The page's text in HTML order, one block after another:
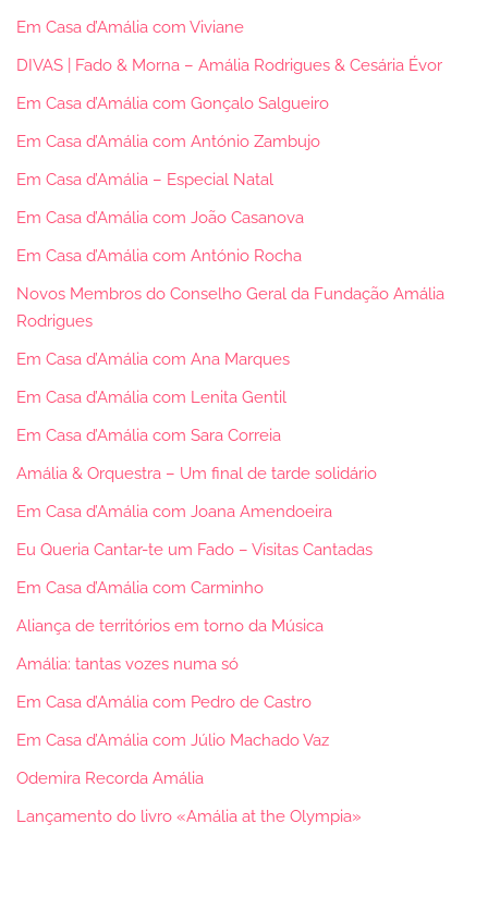
Em Casa d’Amália com Viviane
DIVAS | Fado & Morna – Amália Rodrigues & Cesária Évor
Em Casa d’Amália com Gonçalo Salgueiro
Em Casa d’Amália com António Zambujo
Em Casa d’Amália – Especial Natal
Em Casa d’Amália com João Casanova
Em Casa d’Amália com António Rocha
Novos Membros do Conselho Geral da Fundação Amália
Rodrigues
Em Casa d’Amália com Ana Marques
Em Casa d’Amália com Lenita Gentil
Em Casa d’Amália com Sara Correia
Amália & Orquestra – Um final de tarde solidário
Em Casa d’Amália com Joana Amendoeira
Eu Queria Cantar-te um Fado – Visitas Cantadas
Em Casa d’Amália com Carminho
Aliança de territórios em torno da Música
Amália: tantas vozes numa só
Em Casa d’Amália com Pedro de Castro
Em Casa d’Amália com Júlio Machado Vaz
Odemira Recorda Amália
Lançamento do livro «Amália at the Olympia»